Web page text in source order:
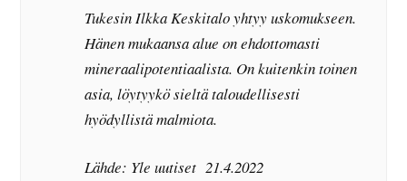
Tukesin Ilkka Keskitalo yhtyy uskomukseen.
Hänen mukaansa alue on ehdottomasti
mineraalipotentiaalista. On kuitenkin toinen
asia, löytyykö sieltä taloudellisesti
hyödyllistä malmiota.
Lähde: Yle uutiset 21.4.2022